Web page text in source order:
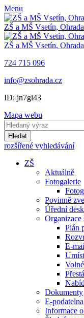
Menu
ZŠ a MŠ Vsetín,
ZŠ a MŠ Vsetín,
724 715 096
info@zsohrada.cz
ID: jn7gi43
Mapa webu
Hledat
rozšířené vyhledávání
ZŠ
Aktuálně
Fotogalerie
Povinně
Úřední
Plán
E-
Dokumenty
E-podatelna
Informace